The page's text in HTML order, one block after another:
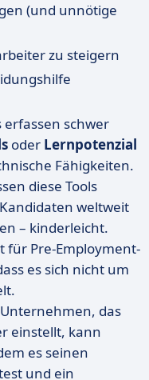
(und unnötige
zu steigern
erfassen schwer
oder Lernpotenzial
Fähigkeiten.
diese Tools
weltweit
– kinderleicht.
für Pre-Employment-
es sich nicht um
das
einstellt, kann
es seinen
und ein